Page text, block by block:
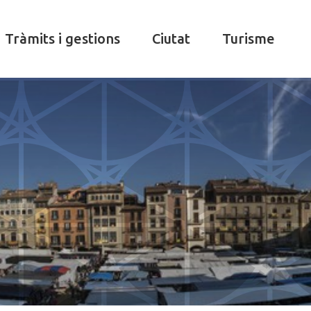
Tràmits i gestions Ciutat Turisme